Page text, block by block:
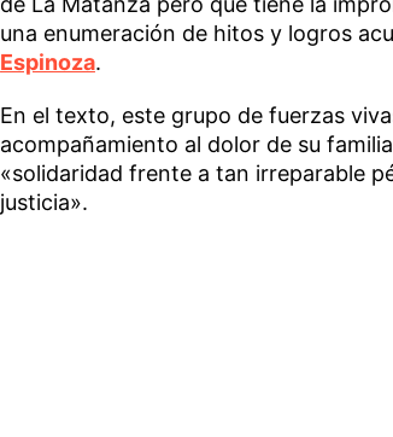
una enumeración de hitos y logros
Espinoza.
En el texto, este grupo de fuerzas
acompañamiento al dolor de su
«solidaridad frente a tan irreparable
justicia».